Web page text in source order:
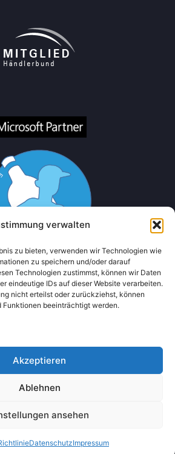
verwalten
zu bieten, verwenden wir Technologien wie
zu speichern und/oder darauf
Technologien zustimmst, können wir Daten
eindeutige IDs auf dieser Website verarbeiten.
nicht erteilst oder zurückziehst, können
Funktionen beeinträchtigt werden.
Akzeptieren
Ablehnen
ansehen
DatenschutzImpressum